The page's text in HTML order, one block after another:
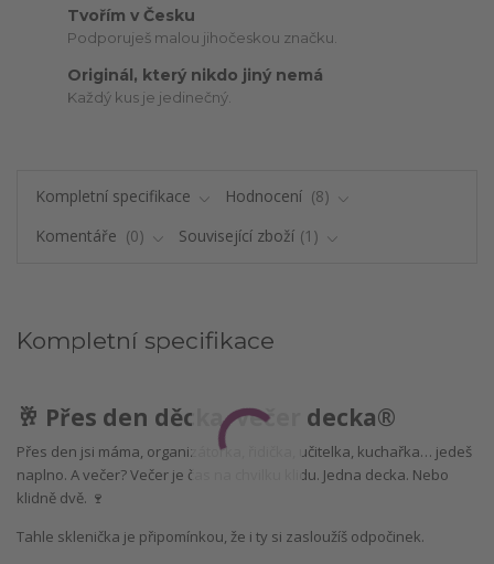
Tvořím v Česku
Podporuješ malou jihočeskou značku.
Originál, který nikdo jiný nemá
Každý kus je jedinečný.
Kompletní specifikace Hodnocení
8
Komentáře
0 Související zboží 1
Kompletní specifikace
🥂 Přes den děcka, večer decka®
Přes den jsi máma, organizátorka, řidička, učitelka, kuchařka… jedeš
naplno. A večer? Večer je čas na chvilku klidu. Jedna decka. Nebo
klidně dvě. 🍷
Tahle sklenička je připomínkou, že i ty si zasloužíš odpočinek.